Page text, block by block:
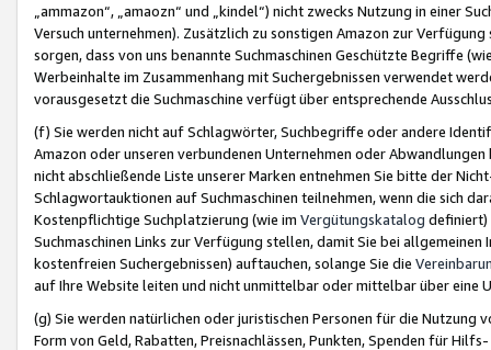
„ammazon“, „amaozn“ und „kindel“) nicht zwecks Nutzung in einer
Versuch unternehmen). Zusätzlich zu sonstigen Amazon zur
sorgen, dass von uns benannte Suchmaschinen Geschützte Begriffe
Werbeinhalte im Zusammenhang mit Suchergebnissen verwendet
vorausgesetzt die Suchmaschine verfügt über entsprechende
(f) Sie werden nicht auf Schlagwörter, Suchbegriffe oder andere
Amazon oder unseren verbundenen Unternehmen oder
nicht abschließende Liste unserer Marken entnehmen Sie bitte der
Schlagwortauktionen auf Suchmaschinen teilnehmen, wenn die sich
Kostenpflichtige Suchplatzierung (wie im Vergütungskatalog definiert)
Suchmaschinen Links zur Verfügung stellen, damit Sie bei
kostenfreien Suchergebnissen) auftauchen, solange Sie die
auf Ihre Website leiten und nicht unmittelbar oder mittelbar über eine
(g) Sie werden natürlichen oder juristischen Personen für die Nutzung
Form von Geld, Rabatten, Preisnachlässen, Punkten, Spenden für